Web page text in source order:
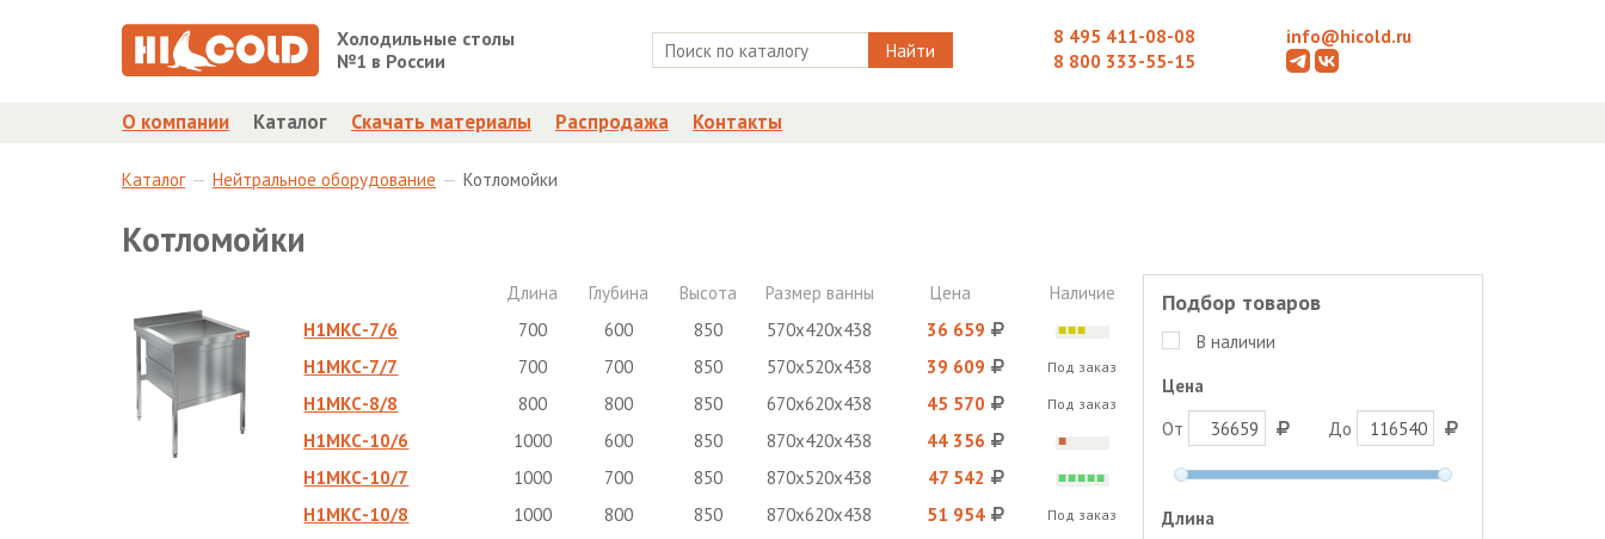
Холодильные столы
№1 в России
Найти
8 495 411-08-08
8 800 333-55-15
info@hicold.ru
О компании Каталог Скачать материалы Распродажа Контакты
Каталог Нейтральное оборудование Котломойки
Котломойки
Длина Глубина Высота Размер ванны Цена
Наличие
Н1МКС-7/6
700 600 850 570х420х438
36 659
Н1МКС-7/7
700 700 850 570х520х438 39 609 Под заказ
Н1МКС-8/8 800 800 850 670х620х438 45 570 Под заказ
Н1МКС-10/6 1000 600 850 870х420х438
44 356
Н1МКС-10/7
1000 700 850 870х520х438
47 542
Н1МКС-10/8
1000 800 850 870х620х438 51 954 Под заказ
Подбор товаров
В наличии
Цена
От
До
Длина